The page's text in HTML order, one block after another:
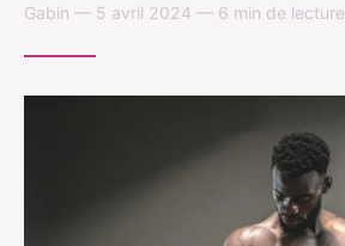
Gabin — 5 avril 2024 — 6 min de lecture